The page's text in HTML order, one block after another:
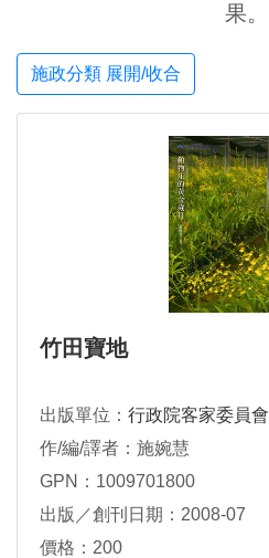
果。
施政分類 展開/收合
竹田寶地
出版單位： 行政院客家委員會
作/編/譯者：施婉慧
GPN：1009701800
出版／創刊日期：2008-07
價格：200